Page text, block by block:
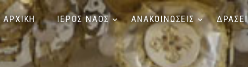
ΑΡΧΙΚΗ ΙΕΡΟΣ ΝΑΟΣ ΑΝΑΚΟΙΝΩΣΕΙΣ